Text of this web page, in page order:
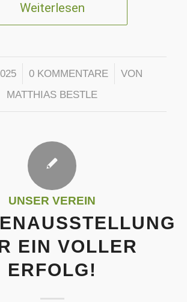
Weiterlesen
0 KOMMENTARE
/
VON
MATTHIAS BESTLE
UNSER VEREIN
EIN VOLLER
ERFOLG!